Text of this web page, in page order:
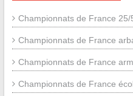
Championnats de France 25/
Championnats de France
Championnats de France
Championnats de France